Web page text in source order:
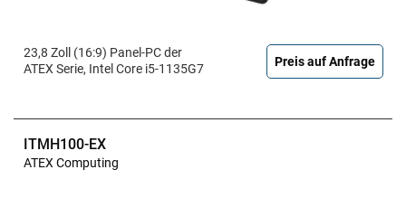
23,8 Zoll (16:9) Panel-PC der
ATEX Serie, Intel Core i5-1135G7
Preis auf Anfrage
ITMH100-EX
ATEX Computing